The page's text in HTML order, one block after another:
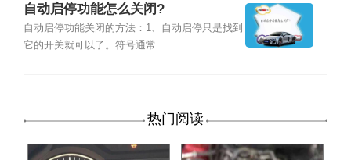
自动启停功能怎么关闭?
自动启停功能关闭的方法：1、自动启停只是找到
它的开关就可以了。符号通常...
热门阅读